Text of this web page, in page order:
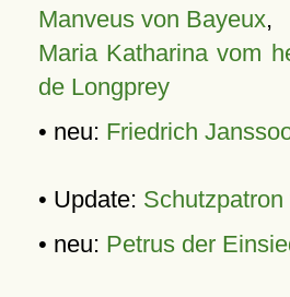
Manveus von Bayeux,
Maria Katharina vom
de Longprey
• neu: Friedrich
• Update:
• neu: Petrus der